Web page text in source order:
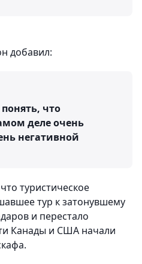
добавил:
что
деле очень
негативной
туристическое
тур к затонувшему
и перестало
Канады и США начали